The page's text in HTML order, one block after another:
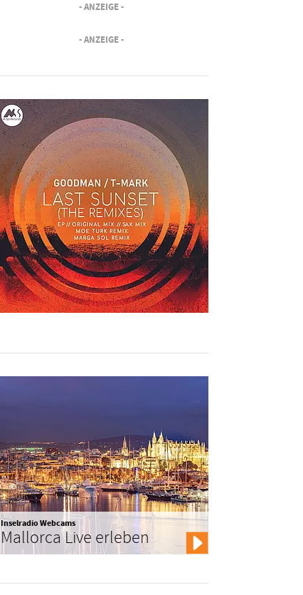
- ANZEIGE -
- ANZEIGE -
Inselradio Webcams
Mallorca Live erleben